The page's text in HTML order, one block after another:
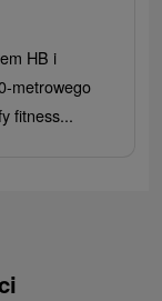
HB i
metrowego
fitness...